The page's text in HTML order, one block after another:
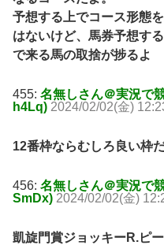
予想する上でコース形態
はないけど、馬券予想す
で来る馬の取捨が捗るよ
455: 名無しさん＠実況で
h4Lq) 2024/02/02(金)
12番枠ならむしろ良い枠
456: 名無しさん＠実況で
SmDx) 2024/02/02(金)
凱旋門賞ジョッキーR.ピ